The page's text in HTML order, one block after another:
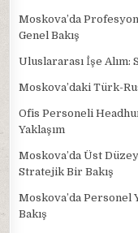
Moskova’da
Genel Bakış
Uluslararası İşe Alım:
Moskova’daki Türk-
Ofis Personeli
Yaklaşım
Moskova’da Üst
Stratejik Bir Bakış
Moskova’da
Bakış